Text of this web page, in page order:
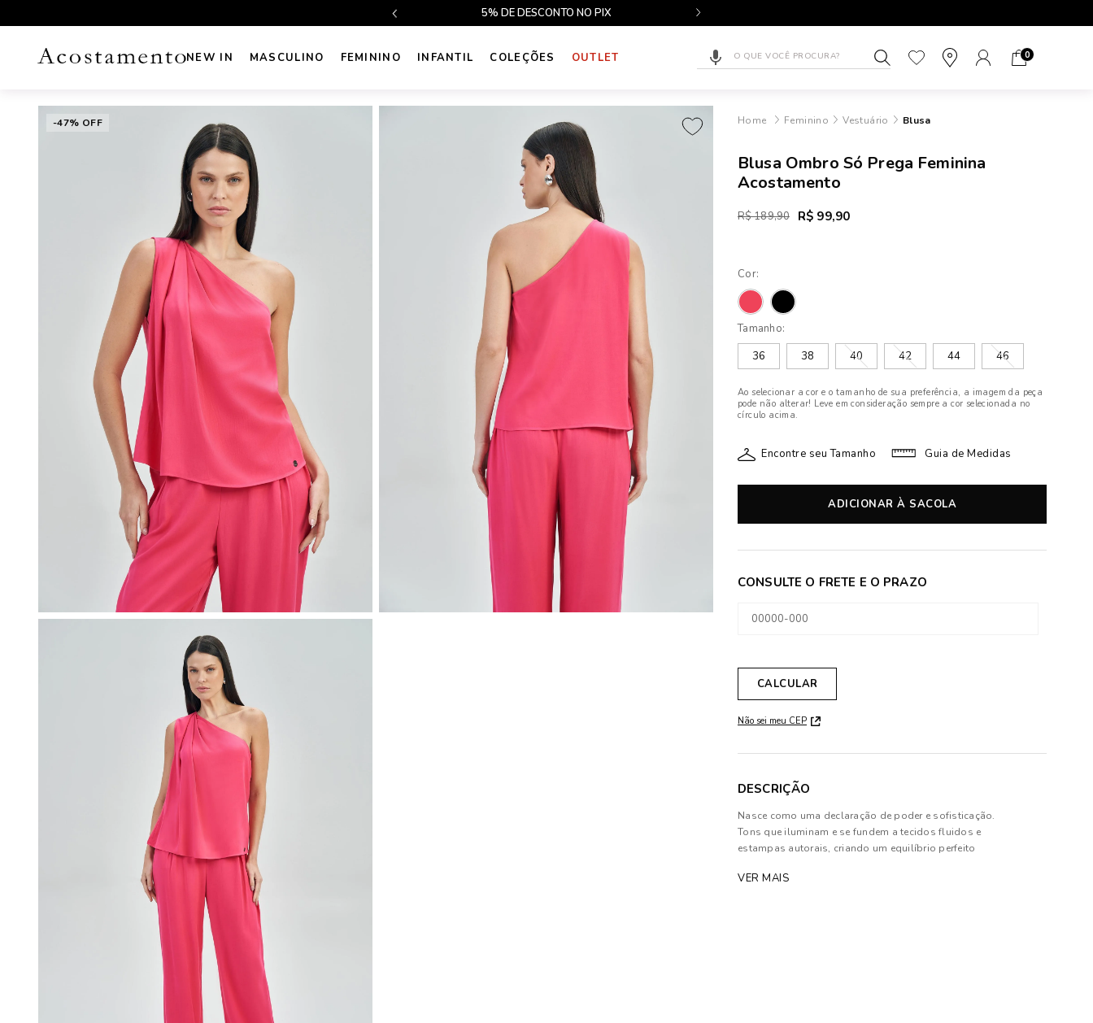
5% DE DESCONTO NO PIX
NEW IN MASCULINO FEMININO INFANTIL COLEÇÕES OUTLET 0
-47% OFF Feminino Vestuário Blusa
Blusa Ombro Só Prega Feminina
Acostamento
R$ 189,90 R$ 99,90
Cor:
Tamanho:
36
38 40 42 44 46
Ao selecionar a cor e o tamanho de sua preferência, a imagem da peça
pode não alterar! Leve em consideração sempre a cor selecionada no
círculo acima.
Encontre seu Tamanho Guia de Medidas
ADICIONAR À SACOLA
Não sei meu CEP
DESCRIÇÃO
Nasce como uma declaração de poder e sofisticação.
Tons que iluminam e se fundem a tecidos fluidos e
estampas autorais, criando um equilíbrio perfeito
cortes estratégicos traduzem a moda como extensão
VER MAIS